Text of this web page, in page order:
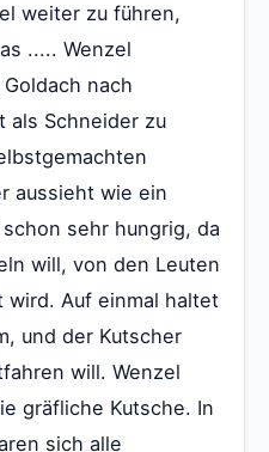
weiter zu führen,
..... Wenzel
nach
als Schneider zu
aussieht wie ein
sehr hungrig, da
will, von den Leuten
wird. Auf einmal haltet
und der Kutscher
will. Wenzel
gräfliche Kutsche. In
sich alle